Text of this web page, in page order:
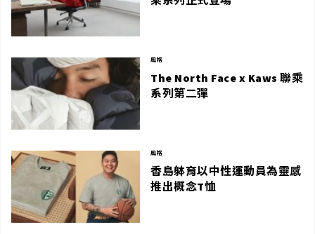
風格
The North Face x Kaws 聯乘
系列第二彈
風格
香島躰育以中性運動員為靈感
推出概念T恤